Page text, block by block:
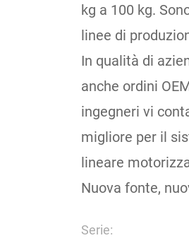
kg a 100 kg.
linee di
In qualità di
anche ordini
ingegneri vi
migliore per il
lineare
Nuova fonte,
Serie: